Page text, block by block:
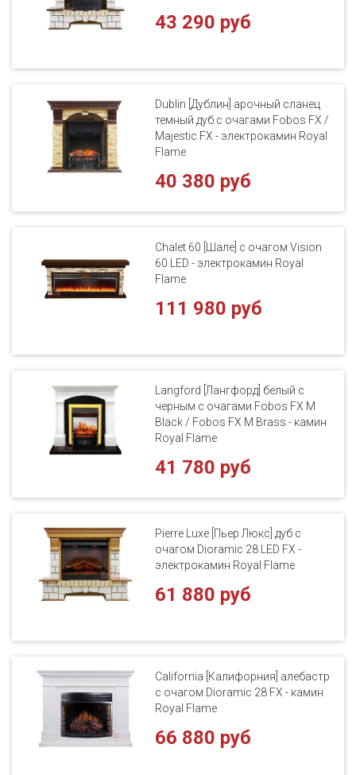
43 290 руб
Dublin [Дублин] арочный сланец
темный дуб с очагами Fobos FX /
Majestic FX - электрокамин Royal
Flame
40 380 руб
Chalet 60 [Шале] с очагом Vision
60 LED - электрокамин Royal
Flame
111 980 руб
Langford [Лангфорд] белый с
черным с очагами Fobos FX M
Black / Fobos FX M Brass - камин
Royal Flame
41 780 руб
Pierre Luxe [Пьер Люкс] дуб с
очагом Dioramic 28 LED FX -
электрокамин Royal Flame
61 880 руб
California [Калифорния] алебастр
с очагом Dioramic 28 FX - камин
Royal Flame
66 880 руб